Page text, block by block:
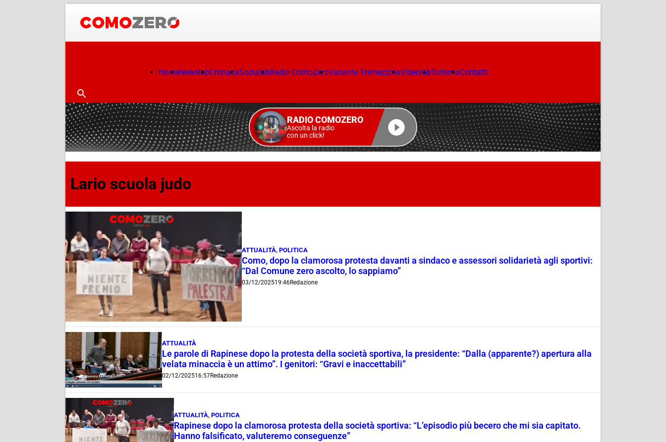
HomeNewslabCronacaSocialabRadio ComoZeroVariante TremezzinaVideolabTurismoContatti
RADIO COMOZERO
Ascolta la radio
con un click!
Lario scuola judo
ATTUALITÀ,POLITICA
Como, dopo la clamorosa protesta davanti a sindaco e assessori solidarietà agli sportivi:
“Dal Comune zero ascolto, lo sappiamo”
03/12/202519:46Redazione
ATTUALITÀ
Le parole di Rapinese dopo la protesta della società sportiva, la presidente: “Dalla (apparente?) apertura alla
velata minaccia è un attimo”. I genitori: “Gravi e inaccettabili”
02/12/202516:57Redazione
ATTUALITÀ, POLITICA
Rapinese dopo la clamorosa protesta della società sportiva: “L’episodio più becero che mi sia capitato.
Hanno falsificato, valuteremo conseguenze”